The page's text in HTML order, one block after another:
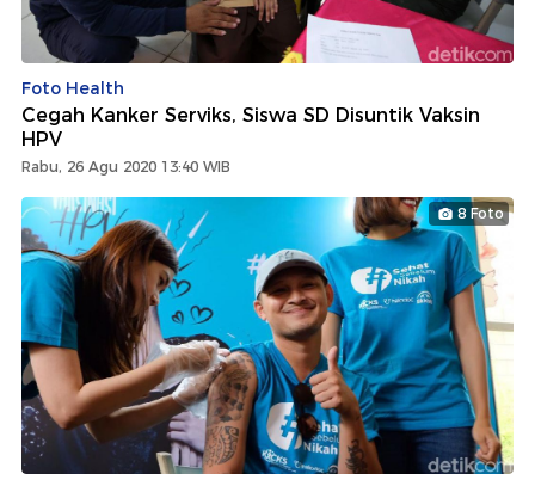
Foto Health
Cegah Kanker Serviks, Siswa SD Disuntik Vaksin
HPV
Rabu, 26 Agu 2020 13:40 WIB
8 Foto